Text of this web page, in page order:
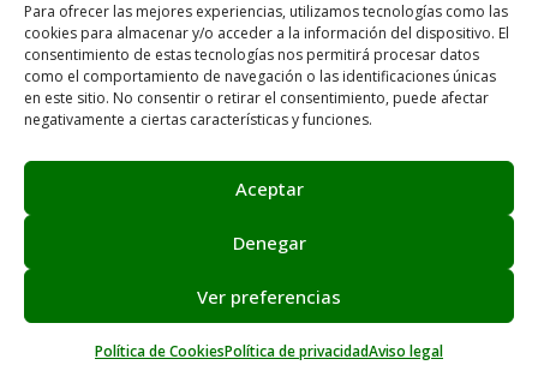
Para ofrecer las mejores experiencias, utilizamos tecnologías como las
cookies para almacenar y/o acceder a la información del dispositivo. El
consentimiento de estas tecnologías nos permitirá procesar datos
como el comportamiento de navegación o las identificaciones únicas
en este sitio. No consentir o retirar el consentimiento, puede afectar
negativamente a ciertas características y funciones.
Aceptar
Denegar
Ver preferencias
Política de CookiesPolítica de privacidadAviso legal
Síguenos:
Email: info@achalay.es
Aviso legal
Mapa web
Asociación Achalay © 2026. Sitio web creado por
Cambiamos el Mundo